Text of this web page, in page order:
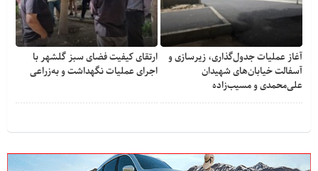
آغاز عملیات جدول‌گذاری، زیرسازی و
آسفالت خیابان‌های شهیدان
علی‌محمدی و مسیب‌زاده
ارتقای کیفیت فضای سبز گلشهر با
اجرای عملیات نگهداشت و به‌زراعی